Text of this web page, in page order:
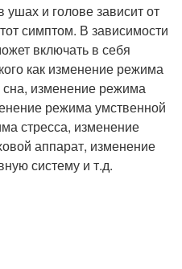
и голове зависит от
симптом. В зависимости
включать в себя
как изменение режима
изменение режима
режима умственной
стресса, изменение
аппарат, изменение
систему и т.д.